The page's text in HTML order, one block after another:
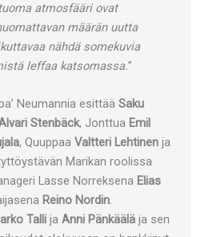
atmosfääri ovat
määrän uutta
nähdä somekuvia
leffaa katsomassa.”
Neumannia esittääSaku
Stenbäck, Jonttua Emil
, QuuppaaValtteri Lehtinen ja
Marikan roolissa
Lasse Norreksena Elias
Reino Nordin.
TallijaAnni Pänkäälä ja sen